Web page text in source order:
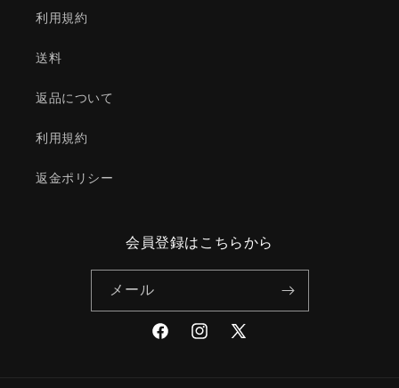
利用規約
送料
返品について
利用規約
返金ポリシー
会員登録はこちらから
メール
FacebookInstagram
X